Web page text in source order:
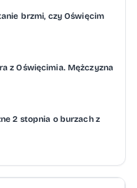
brzmi, czy Oświęcim
z Oświęcimia. Mężczyzna
2 stopnia o burzach z